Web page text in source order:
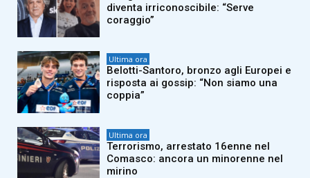
diventa irriconoscibile: “Serve
coraggio”
Ultima ora
Belotti-Santoro, bronzo agli Europei e
risposta ai gossip: “Non siamo una
coppia”
Ultima ora
Terrorismo, arrestato 16enne nel
Comasco: ancora un minorenne nel
mirino